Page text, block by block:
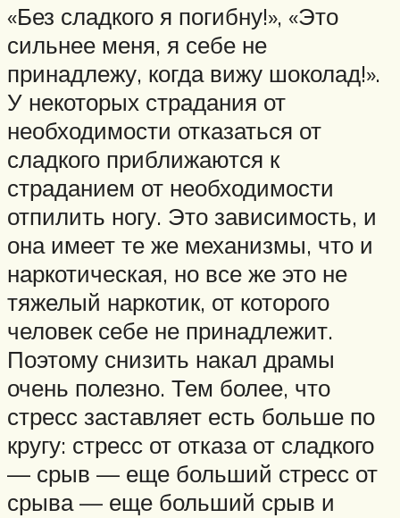
«Без сладкого я погибну!», «Это
сильнее меня, я себе не
принадлежу, когда вижу шоколад!».
У некоторых страдания от
необходимости отказаться от
сладкого приближаются к
страданием от необходимости
отпилить ногу. Это зависимость, и
она имеет те же механизмы, что и
наркотическая, но все же это не
тяжелый наркотик, от которого
человек себе не принадлежит.
Поэтому снизить накал драмы
очень полезно. Тем более, что
стресс заставляет есть больше по
кругу: стресс от отказа от сладкого
— срыв — еще больший стресс от
срыва — еще больший срыв и